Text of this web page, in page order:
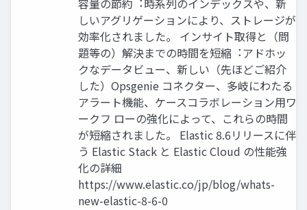
容量の節約︓時系列のインデックスや、新
しいアグリゲーションにより、ストレージが
効率化されました。 インサイト取得と（問
題等の）解決までの時間を短縮︓アドホッ
クなデータビュー、新しい（先ほどご紹介
した）Opsgenie コネクター、多岐にわたる
アラート機能、ケースコラボレーション⽤ワ
ークフ ローの強化によって、これらの時間
が短縮されました。 Elastic 8.6リリースに伴
う Elastic Stack と Elastic Cloud の性能強
化の詳細
https://www.elastic.co/jp/blog/whats-
new-elastic-8-6-0